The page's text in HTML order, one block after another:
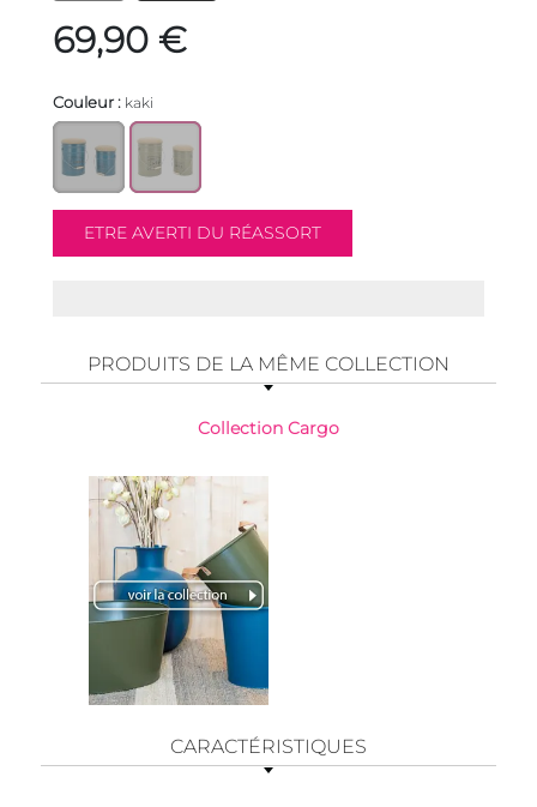
69,90 €
Couleur : kaki
PRODUITS DE LA MÊME COLLECTION
Collection Cargo
CARACTÉRISTIQUES